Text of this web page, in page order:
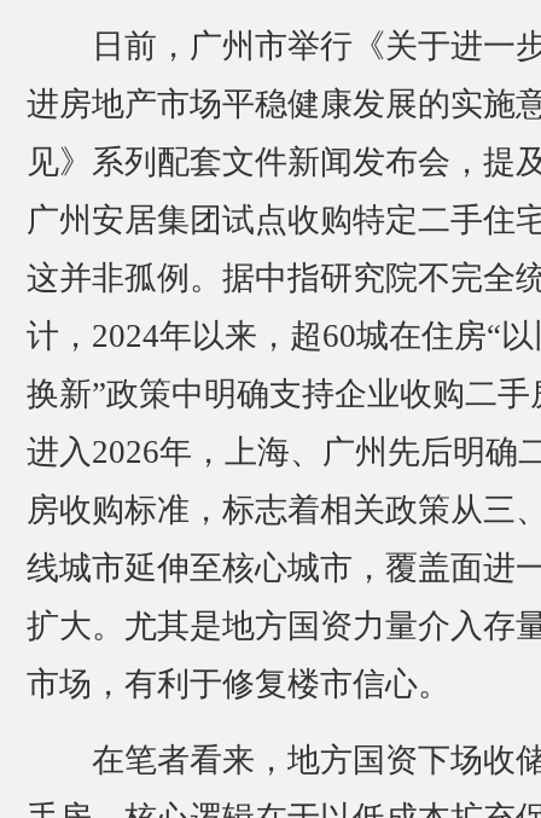
日前，广州市举行《关于进一
进房地产市场平稳健康发展的实施
见》系列配套文件新闻发布会，提
广州安居集团试点收购特定二手住
这并非孤例。据中指研究院不完全
计，2024年以来，超60城在住房“
换新”政策中明确支持企业收购二手
进入2026年，上海、广州先后明确
房收购标准，标志着相关政策从三
线城市延伸至核心城市，覆盖面进
扩大。尤其是地方国资力量介入存
市场，有利于修复楼市信心。
在笔者看来，地方国资下场收